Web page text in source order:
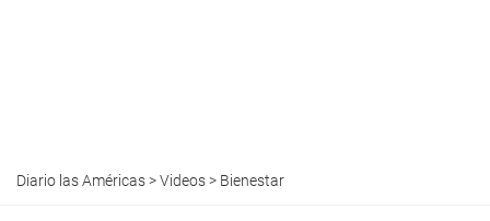
Diario las Américas>Videos> Bienestar